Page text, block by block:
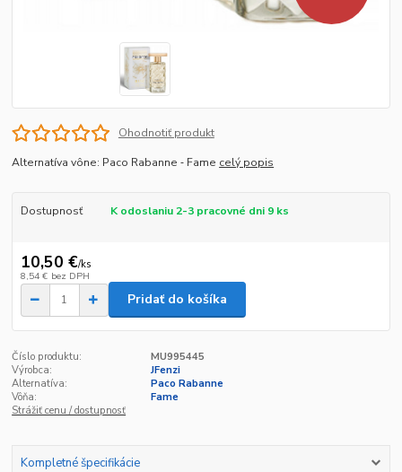
Ohodnotiť produkt
Alternatíva vône: Paco Rabanne ‐ Fame celý popis
Dostupnosť K odoslaniu 2-3 pracovné dni 9 ks
10,50 €/ks
8,54 € bez DPH
Pridať do košíka
Číslo produktu:
MU995445
Výrobca:
JFenzi
Alternatíva:
Paco Rabanne
Vôňa:
Fame
Strážiť cenu / dostupnosť
Kompletné špecifikácie